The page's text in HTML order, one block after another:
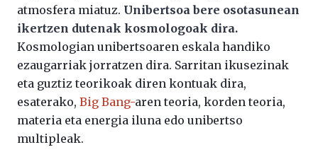
atmosfera miatuz. Unibertsoa bere osotasunean
ikertzen dutenak kosmologoak dira.
Kosmologian unibertsoaren eskala handiko
ezaugarriak jorratzen dira. Sarritan ikusezinak
eta guztiz teorikoak diren kontuak dira,
esaterako, Big Bang-aren teoria, korden teoria,
materia eta energia iluna edo unibertso
multipleak.